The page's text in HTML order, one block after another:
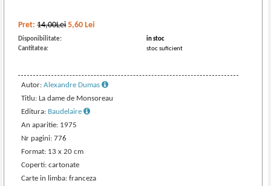
Pret:14,00Lei 5,60 Lei
Disponibilitate:
in stoc
Cantitatea:
stoc suficient
Autor:Alexandre Dumas
Titlu: La dame de Monsoreau
Editura: Baudelaire
An aparitie: 1975
Nr pagini: 776
Format: 13 x 20 cm
Coperti: cartonate
Carte in limba: franceza